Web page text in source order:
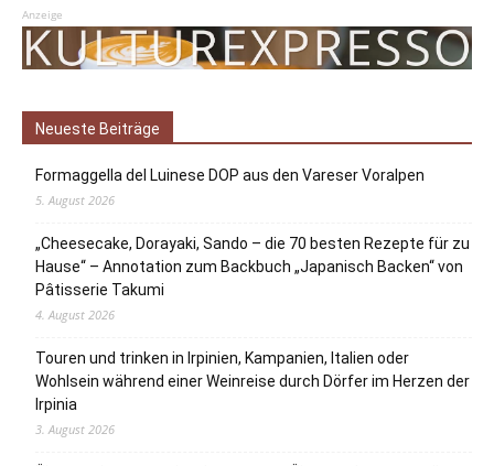
Anzeige
Neueste Beiträge
Formaggella del Luinese DOP aus den Vareser Voralpen
5. August 2026
„Cheesecake, Dorayaki, Sando – die 70 besten Rezepte für zu
Hause“ – Annotation zum Backbuch „Japanisch Backen“ von
Pâtisserie Takumi
4. August 2026
Touren und trinken in Irpinien, Kampanien, Italien oder
Wohlsein während einer Weinreise durch Dörfer im Herzen der
Irpinia
3. August 2026